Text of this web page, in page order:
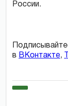
России.
в ВКонтакте,